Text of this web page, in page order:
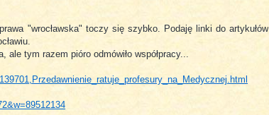
"wrocławska" toczy się szybko. Podaję linki do artykułów
tym razem pióro odmówiło współpracy...